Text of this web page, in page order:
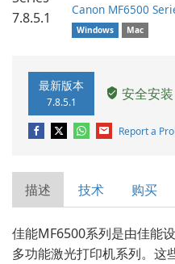
Canon MF6500
Windows Mac
最新版本
7.8.5.1 安全安装
Report a
描述 技术 购买
佳能MF6500系列是由佳能
多功能激光打印机系列。这